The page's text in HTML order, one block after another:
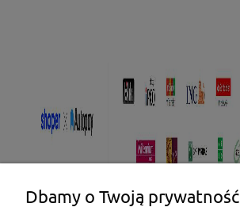
Dbamy o Twoją prywatność